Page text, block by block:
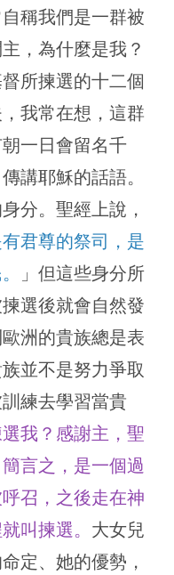
稱我們是一群被
，為什麼是我？
所揀選的十二個
我常在想，這群
一日會留名千
講耶穌的話語。
分。聖經上說，
君尊的祭司，是
」但這些身分所
選後就會自然發
洲的貴族總是表
並不是努力爭取
練去學習當貴
我？感謝主，聖
言之，是一個過
召，之後走在神
叫揀選。 大女兒
定、她的優勢，